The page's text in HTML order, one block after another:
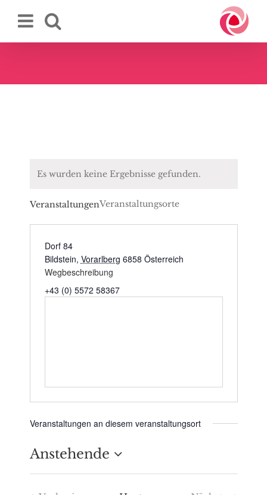
Inhalt
Es wurden keine Ergebnisse gefunden.
VeranstaltungenVeranstaltungsorte
Dorf 84
Bildstein, Vorarlberg 6858 Österreich
Wegbeschreibung
+43 (0) 5572 58367
Veranstaltungen an diesem veranstaltungsort
Anstehende
Datum